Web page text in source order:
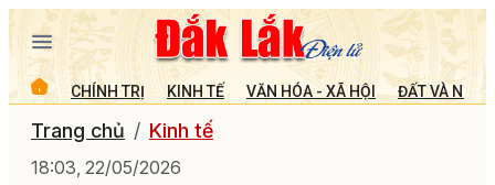
CHÍNH TRỊ KINH TẾ VĂN HÓA - XÃ HỘI ĐẤT VÀ
Trang chủ Kinh tế
18:03, 22/05/2026